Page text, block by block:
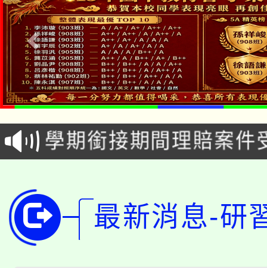
淨零綠生活教案入校路
會
115年食農教育專業人
程
學期銜接期間理賠案件
學籍身 分審查程序及
版
淨零綠領人才培育課程
公告本校115學年度第
代理(課)教師甄選結果(
「2026金融保險知識
最新消息-研